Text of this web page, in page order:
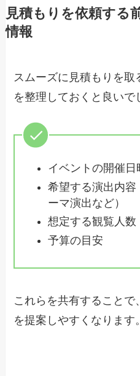
見積もりを依頼する
情報
スムーズに見積もりを取
を整理しておくと良いで
イベントの開催日
希望する演出内
ーマ演出など）
想定する観覧人数
予算の目安
これらを共有すること
を提案しやすくなります。